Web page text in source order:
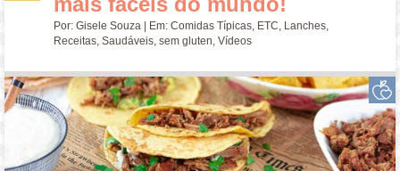
Por:Gisele Souza | Em:Comidas Típicas, ETC, Lanches,
Receitas,Saudáveis,sem gluten,Vídeos